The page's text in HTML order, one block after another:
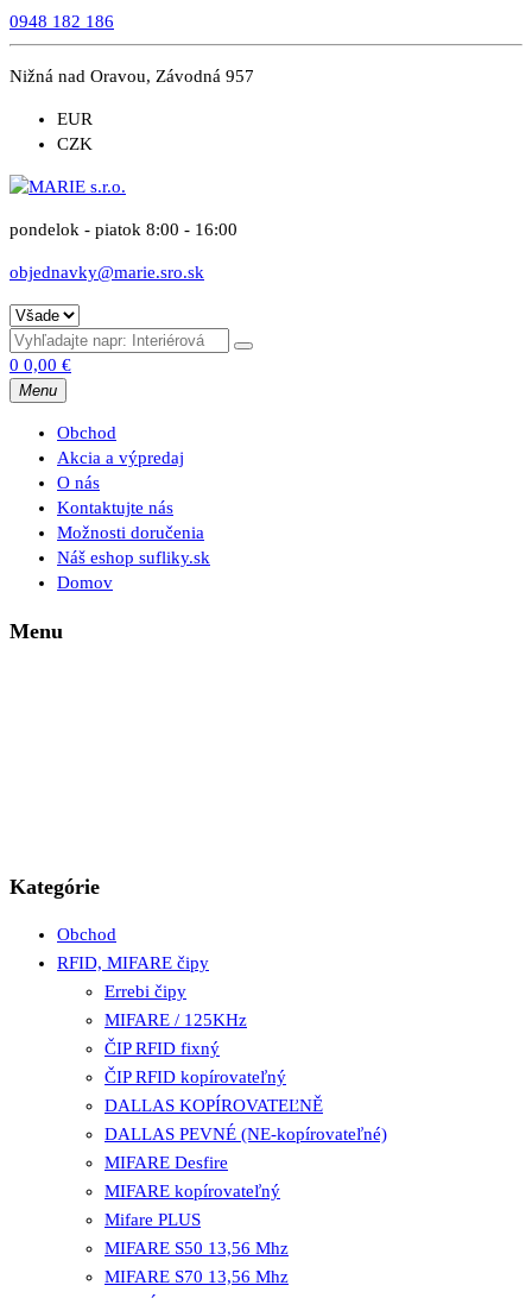
0948 182 186
Nižná nad Oravou, Závodná 957
EUR
CZK
pondelok - piatok 8:00 - 16:00
objednavky@marie.sro.sk
0 0,00 €
Menu
Obchod
Akcia a výpredaj
O nás
Kontaktujte nás
Možnosti doručenia
Náš eshop sufliky.sk
Domov
Menu
Kategórie
Obchod
RFID, MIFARE čipy
Errebi čipy
MIFARE / 125KHz
ČIP RFID fixný
ČIP RFID kopírovateľný
DALLAS KOPÍROVATEĽNĚ
DALLAS PEVNÉ (NE-kopírovateľné)
MIFARE Desfire
MIFARE kopírovateľný
Mifare PLUS
MIFARE S50 13,56 Mhz
MIFARE S70 13,56 Mhz